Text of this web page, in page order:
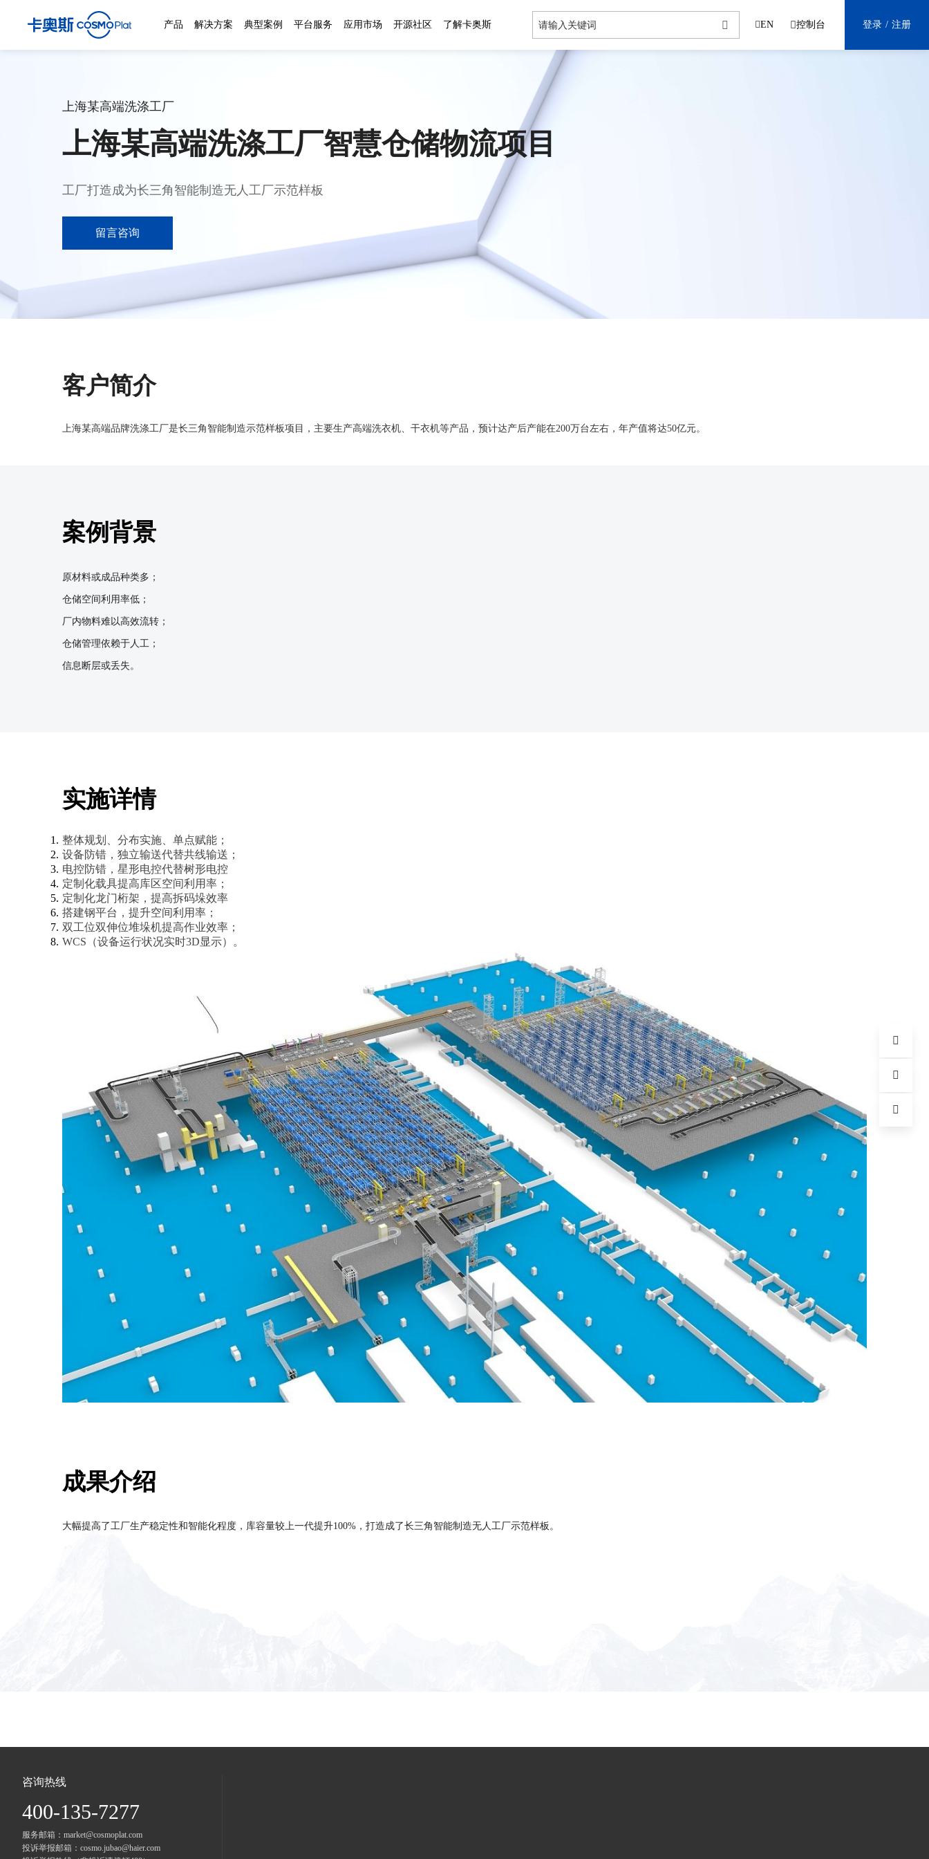
产品 解决方案 典型案例 平台服务 应用市场 开源社区 了解卡奥斯
热门搜索:
EN 控制台 登录 / 注册
上海某高端洗涤工厂
上海某高端洗涤工厂智慧仓储物流项目
工厂打造成为长三角智能制造无人工厂示范样板
留言咨询
客户简介
上海某高端品牌洗涤工厂是长三角智能制造示范样板项目，主要生产高端洗衣机、干衣机等产品，预计达产后产能在200万台左右，年产值将达50亿元。
案例背景
原材料或成品种类多；
仓储空间利用率低；
厂内物料难以高效流转；
仓储管理依赖于人工；
信息断层或丢失。
实施详情
整体规划、分布实施、单点赋能；
设备防错，独立输送代替共线输送；
电控防错，星形电控代替树形电控
定制化载具提高库区空间利用率；
定制化龙门桁架，提高拆码垛效率
搭建钢平台，提升空间利用率；
双工位双伸位堆垛机提高作业效率；
WCS（设备运行状况实时3D显示）。
成果介绍
大幅提高了工厂生产稳定性和智能化程度，库容量较上一代提升100%，打造成了长三角智能制造无人工厂示范样板。
咨询热线
400-135-7277
服务邮箱：market@cosmoplat.com
投诉举报邮箱：cosmo.jubao@haier.com